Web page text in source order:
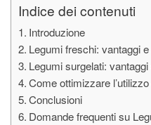
Indice dei contenuti
Introduzione
Legumi freschi: vantaggi
Legumi surgelati:
Come ottimizzare
Conclusioni
Domande frequenti su